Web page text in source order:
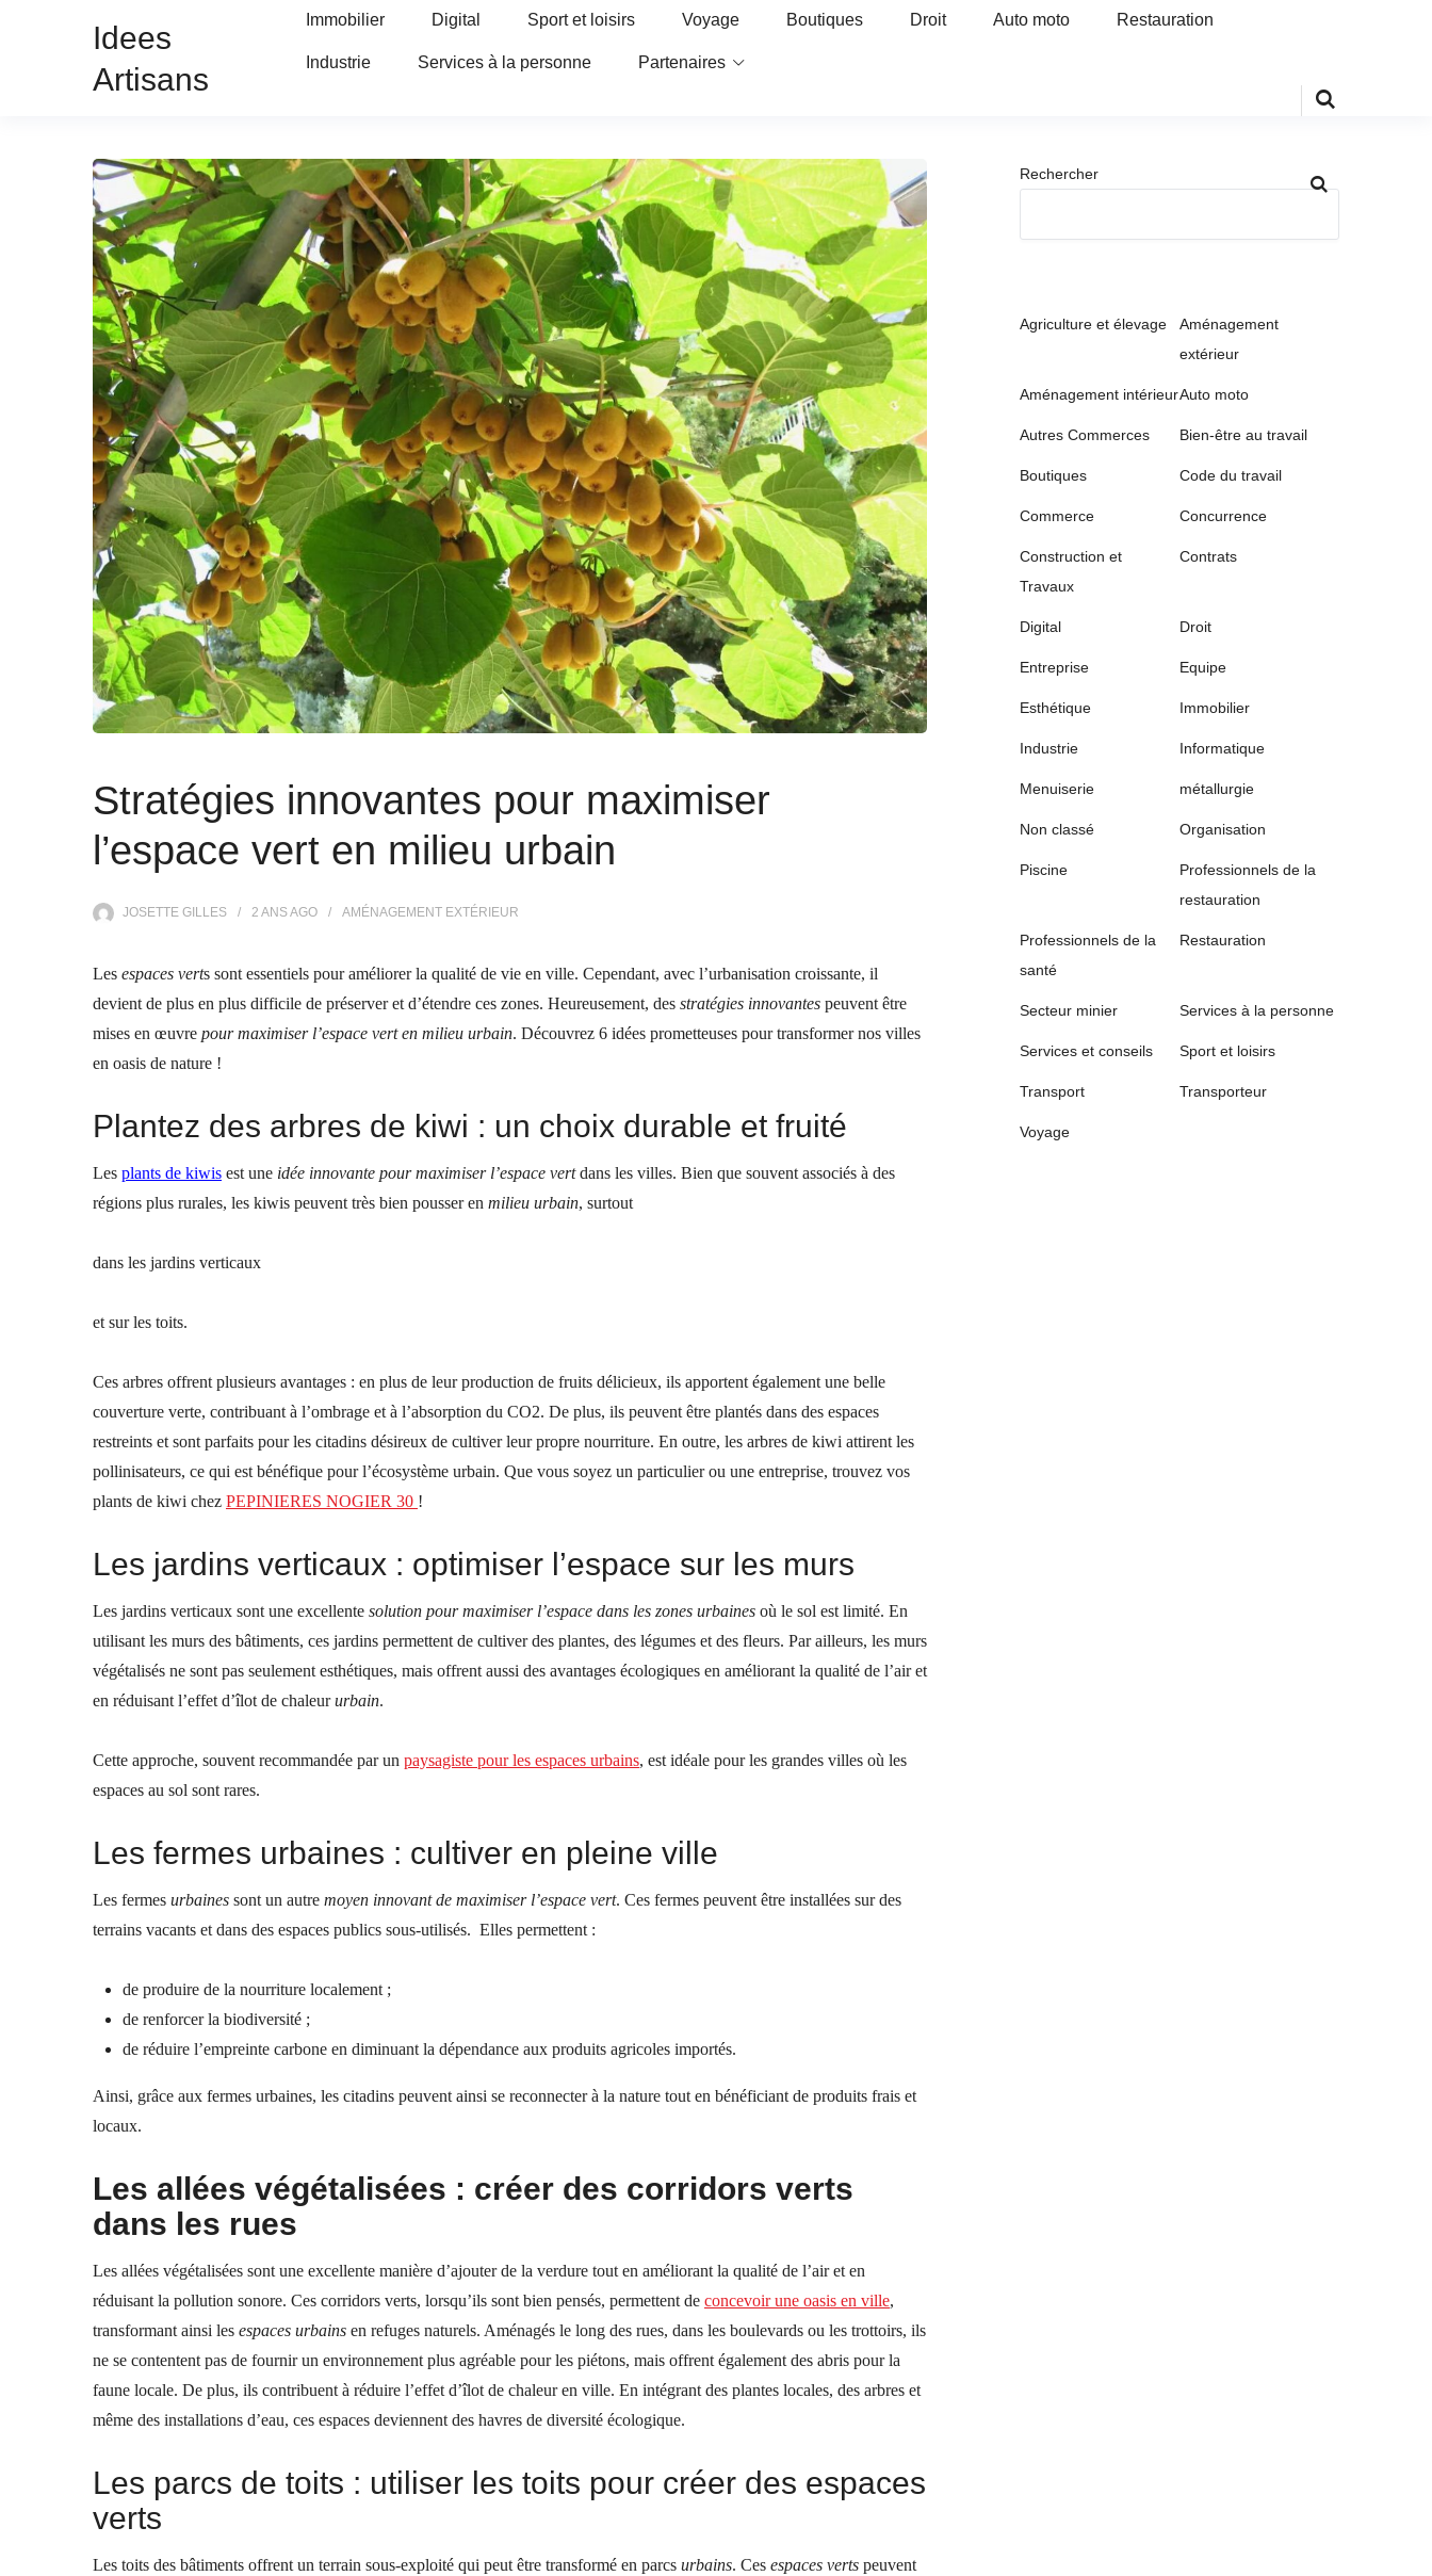
Idees
Artisans
Immobilier Digital Sport et loisirs Voyage Boutiques Droit Auto moto Restauration
Industrie Services à la personne Partenaires
Stratégies innovantes pour maximiser
l’espace vert en milieu urbain
JOSETTE GILLES 2 ANSAGO AMÉNAGEMENT EXTÉRIEUR
Les espaces verts sont essentiels pour améliorer la qualité de vie en ville. Cependant, avec l’urbanisation croissante, il
devient de plus en plus difficile de préserver et d’étendre ces zones. Heureusement, des stratégies innovantes peuvent être
mises en œuvre pour maximiser l’espace vert en milieu urbain. Découvrez 6 idées prometteuses pour transformer nos villes
en oasis de nature !
Plantez des arbres de kiwi : un choix durable et fruité
Les plants de kiwis est une idée innovante pour maximiser l’espace vertdans les villes. Bien que souvent associés à des
régions plus rurales, les kiwis peuvent très bien pousser en milieu urbain, surtout
dans les jardins verticaux
et sur les toits.
Ces arbres offrent plusieurs avantages : en plus de leur production de fruits délicieux, ils apportent également une belle
couverture verte, contribuant à l’ombrage et à l’absorption du CO2. De plus, ils peuvent être plantés dans des espaces
restreints et sont parfaits pour les citadins désireux de cultiver leur propre nourriture. En outre, les arbres de kiwi attirent les
pollinisateurs, ce qui est bénéfique pour l’écosystème urbain. Que vous soyez un particulier ou une entreprise, trouvez vos
plants de kiwi chez PEPINIERES NOGIER 30 !
Les jardins verticaux : optimiser l’espace sur les murs
Les jardins verticaux sont une excellente solution pour maximiser l’espace dans les zones urbaines où le sol est limité. En
utilisant les murs des bâtiments, ces jardins permettent de cultiverdes plantes, des légumes et des fleurs. Par ailleurs, les murs
végétalisés ne sont pas seulement esthétiques, mais offrent aussi des avantages écologiques en améliorant la qualité de l’airet
en réduisant l’effet d’îlot de chaleururbain.
Cette approche, souvent recommandée par un paysagiste pour les espaces urbains, est idéale pour les grandes villes où les
espaces au sol sont rares.
Les fermes urbaines : cultiver en pleine ville
Les fermes urbaines sont un autre moyen innovant de maximiser l’espace vert. Ces fermes peuvent être installées surdes
terrains vacants et dans des espaces publics sous-utilisés. Elles permettent :
de produire de la nourriture localement ;
de renforcer la biodiversité ;
de réduire l’empreinte carbone en diminuant la dépendance aux produits agricoles importés.
Ainsi, grâce aux fermes urbaines, les citadins peuvent ainsi se reconnecter à la nature tout en bénéficiant de produits frais et
locaux.
Les allées végétalisées : créer des corridors verts
dans les rues
Les allées végétalisées sont une excellente manière d’ajouter de la verdure tout en améliorant la qualité de l’air et en
réduisant la pollution sonore. Ces corridors verts, lorsqu’ils sont bien pensés, permettent de concevoir une oasis en ville,
transformant ainsi les espaces urbains en refuges naturels. Aménagés le long des rues, dans les boulevards ou les trottoirs, ils
ne se contentent pas de fournir un environnement plus agréable pour les piétons, mais offrent également des abris pour la
faune locale. De plus, ils contribuent à réduire l’effet d’îlot de chaleur en ville. En intégrant des plantes locales, des arbres et
même des installations d’eau, ces espaces deviennent des havres de diversité écologique.
Les parcs de toits : utiliser les toits pour créer des espaces
verts
Les toits des bâtiments offrent un terrain sous-exploité qui peut être transformé en parcs urbains. Ces espaces verts peuvent
Rechercher
Agriculture et élevage
Aménagement
extérieur
Aménagement intérieurAuto moto
Autres Commerces Bien-être au travail
Boutiques Code du travail
Commerce Concurrence
Construction et
Travaux
Contrats
Digital Droit
Entreprise Equipe
Esthétique Immobilier
Industrie Informatique
Menuiserie métallurgie
Non classé Organisation
Piscine
Professionnels de la
restauration
Professionnels de la
santé
Restauration
Secteur minier Services à la personne
Services et conseils Sport et loisirs
Transport Transporteur
Voyage